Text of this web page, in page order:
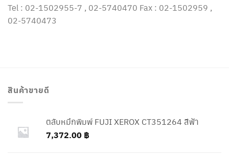
Tel : 02-1502955-7 , 02-5740470 Fax : 02-1502959 ,
02-5740473
สินค้าขายดี
ตลับหมึกพิมพ์ FUJI XEROX CT351264 สีฟ้า
7,372.00 ฿